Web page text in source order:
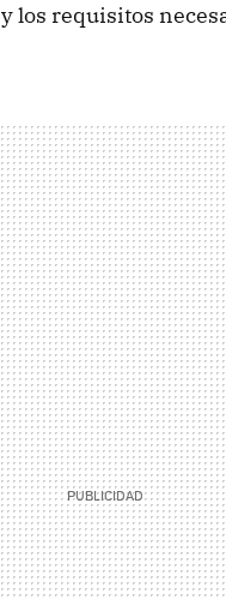
y los requisitos